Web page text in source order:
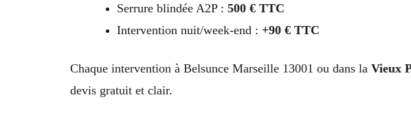
Serrure blindée A2P : 500 € TTC
Intervention nuit/week-end : +90 € TTC
Chaque intervention à Belsunce Marseille 13001 ou dans la Vieux
devis gratuit et clair.